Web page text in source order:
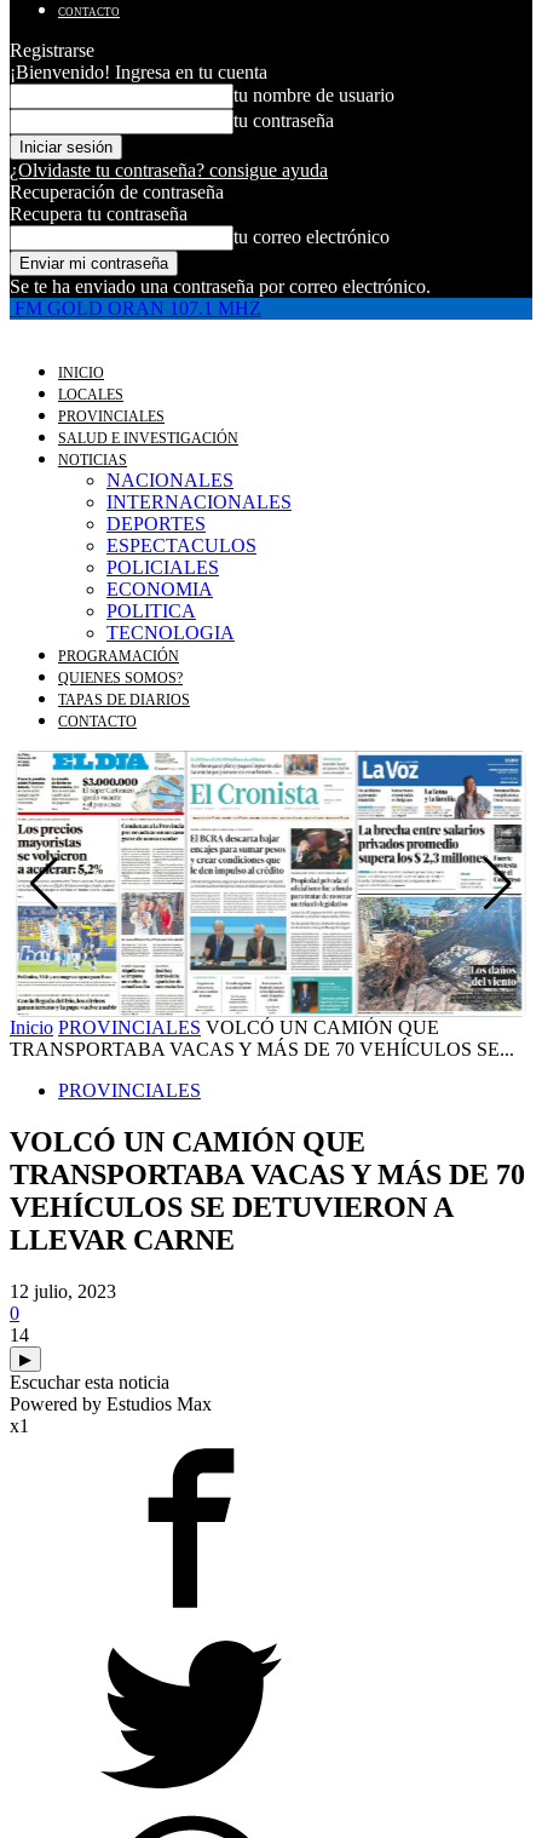
CONTACTO
Registrarse
¡Bienvenido! Ingresa en tu cuenta
tu nombre de usuario
tu contraseña
¿Olvidaste tu contraseña? consigue ayuda
Recuperación de contraseña
Recupera tu contraseña
tu correo electrónico
Se te ha enviado una contraseña por correo electrónico.
FM GOLD ORAN 107.1 MHZ
INICIO
LOCALES
PROVINCIALES
SALUD E INVESTIGACIÓN
NOTICIAS
NACIONALES
INTERNACIONALES
DEPORTES
ESPECTACULOS
POLICIALES
ECONOMIA
POLITICA
TECNOLOGIA
PROGRAMACIÓN
QUIENES SOMOS?
TAPAS DE DIARIOS
CONTACTO
Inicio PROVINCIALES VOLCÓ UN CAMIÓN QUE
TRANSPORTABA VACAS Y MÁS DE 70 VEHÍCULOS SE...
PROVINCIALES
VOLCÓ UN CAMIÓN QUE
TRANSPORTABA VACAS Y MÁS DE 70
VEHÍCULOS SE DETUVIERON A
LLEVAR CARNE
12 julio, 2023
0
14
▶
Escuchar esta noticia
Powered by Estudios Max
x1